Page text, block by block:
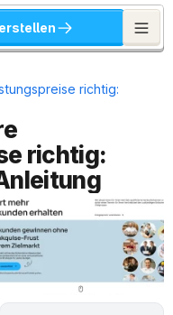
richtig:
richtig: